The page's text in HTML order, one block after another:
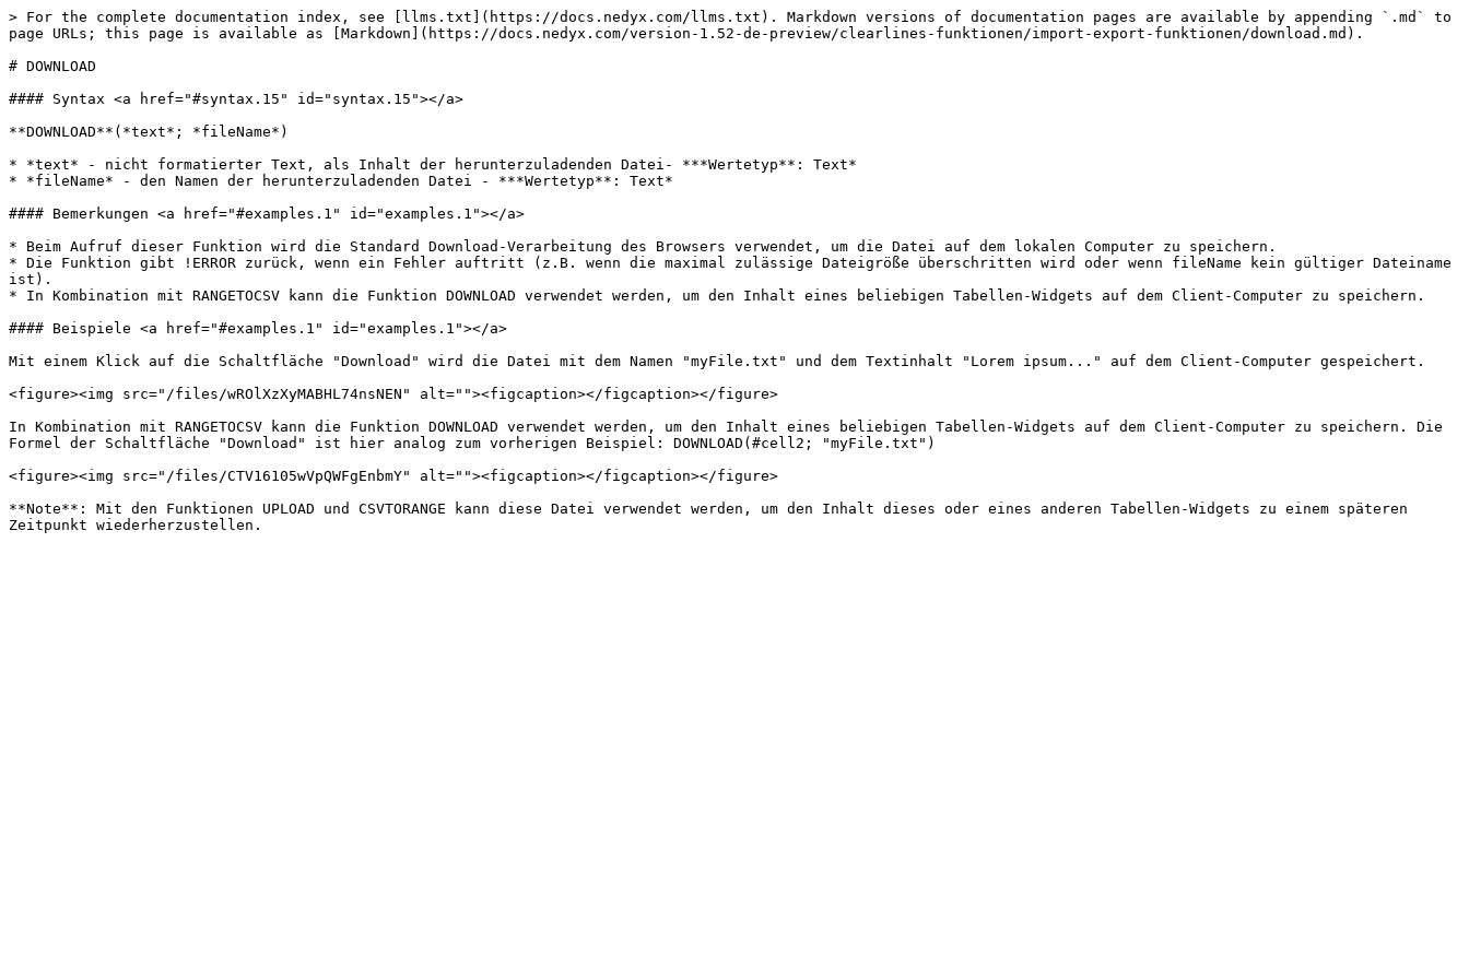
> For the complete documentation index, see [llms.txt](https://docs.nedyx.com/llms.txt). Markdown versions of documentation pages are available by appending `.md` to
page URLs; this page is available as [Markdown](https://docs.nedyx.com/version-1.52-de-preview/clearlines-funktionen/import-export-funktionen/download.md).
# DOWNLOAD
#### Syntax <a href="#syntax.15" id="syntax.15"></a>
**DOWNLOAD**(*text*; *fileName*)
* *text* - nicht formatierter Text, als Inhalt der herunterzuladenden Datei- ***Wertetyp**: Text*
* *fileName* - den Namen der herunterzuladenden Datei - ***Wertetyp**: Text*
#### Bemerkungen <a href="#examples.1" id="examples.1"></a>
* Beim Aufruf dieser Funktion wird die Standard Download-Verarbeitung des Browsers verwendet, um die Datei auf dem lokalen Computer zu speichern.
* Die Funktion gibt !ERROR zurück, wenn ein Fehler auftritt (z.B. wenn die maximal zulässige Dateigröße überschritten wird oder wenn fileName kein gültiger Dateiname
ist).
* In Kombination mit RANGETOCSV kann die Funktion DOWNLOAD verwendet werden, um den Inhalt eines beliebigen Tabellen-Widgets auf dem Client-Computer zu speichern.
#### Beispiele <a href="#examples.1" id="examples.1"></a>
Mit einem Klick auf die Schaltfläche "Download" wird die Datei mit dem Namen "myFile.txt" und dem Textinhalt "Lorem ipsum..." auf dem Client-Computer gespeichert.
<figure><img src="/files/wROlXzXyMABHL74nsNEN" alt=""><figcaption></figcaption></figure>
In Kombination mit RANGETOCSV kann die Funktion DOWNLOAD verwendet werden, um den Inhalt eines beliebigen Tabellen-Widgets auf dem Client-Computer zu speichern. Die
Formel der Schaltfläche "Download" ist hier analog zum vorherigen Beispiel: DOWNLOAD(#cell2; "myFile.txt")
<figure><img src="/files/CTV16105wVpQWFgEnbmY" alt=""><figcaption></figcaption></figure>
**Note**: Mit den Funktionen UPLOAD und CSVTORANGE kann diese Datei verwendet werden, um den Inhalt dieses oder eines anderen Tabellen-Widgets zu einem späteren